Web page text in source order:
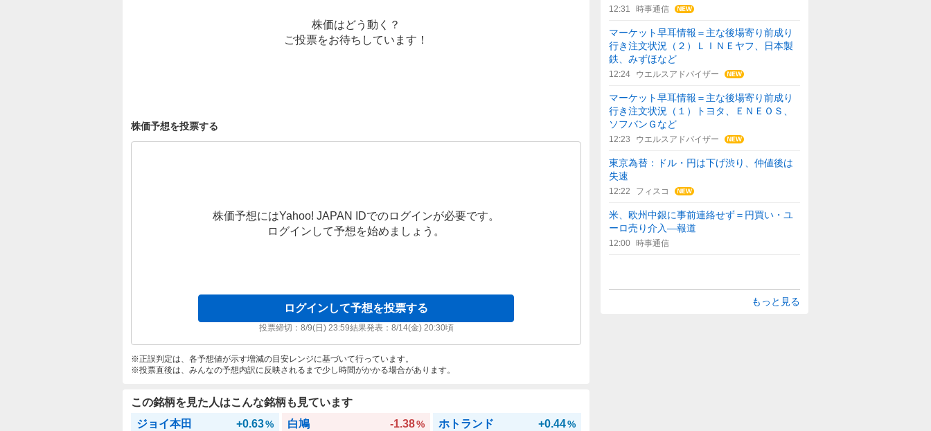
株価はどう動く？
ご投票をお待ちしています！
株価予想を投票する
株価予想にはYahoo! JAPAN IDでのログインが必要です。
ログインして予想を始めましょう。
ログインして予想を投票する
投票締切： 8/9(日) 23:59結果発表： 8/14(金) 20:30頃
正誤判定は、各予想値が示す増減の目安レンジに基づいて行っています。
投票直後は、みんなの予想内訳に反映されるまで少し時間がかかる場合があります。
この銘柄を見た人はこんな銘柄も見ています
ジョイ本田
+0.63% 白鳩 -1.38% ホトランド +0.44%
12:31 時事通信
マーケット早耳情報＝主な後場寄り前成り
行き注文状況（２）ＬＩＮＥヤフ、日本製
鉄、みずほなど
12:24 ウエルスアドバイザー
マーケット早耳情報＝主な後場寄り前成り
行き注文状況（１）トヨタ、ＥＮＥＯＳ、
ソフバンＧなど
12:23 ウエルスアドバイザー
東京為替：ドル・円は下げ渋り、仲値後は
失速
12:22 フィスコ
米、欧州中銀に事前連絡せず＝円買い・ユ
ーロ売り介入―報道
12:00 時事通信
もっと見る